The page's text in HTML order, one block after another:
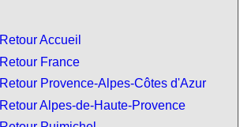
Retour Accueil
Retour France
Retour Provence-Alpes-Côtes d'Azur
Retour Alpes-de-Haute-Provence